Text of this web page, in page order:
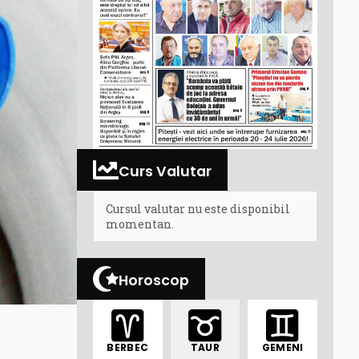
Curs Valutar
Cursul valutar nu este disponibil
momentan.
Horoscop
BERBEC TAUR GEMENI